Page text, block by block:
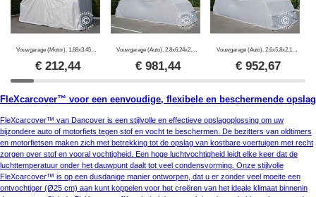
€212,44 € 981,44 € 952,67
FleXcarcover™ voor een eenvoudige, flexibele en beschermende opslag
FleXcarcover™ van Dancover is een stijlvolle en effectieve opslagoplossing om uw
bijzondere auto of motorfiets tegen stof en vocht te beschermen. De bezitters van oldtimers
en motorfietsen maken zich met betrekking tot de opslag van kostbare voertuigen met recht
zorgen over stof en vooral vochtigheid. Een hoge luchtvochtigheid leidt elke keer dat de
luchttemperatuur onder het dauwpunt daalt tot veel condensvorming. Onze stijlvolle
FleXcarcover™ is op een dusdanige manier ontworpen, dat u er zonder veel moeite een
ontvochtiger (Ø25 cm) aan kunt koppelen voor het creëren van het ideale klimaat binnenin